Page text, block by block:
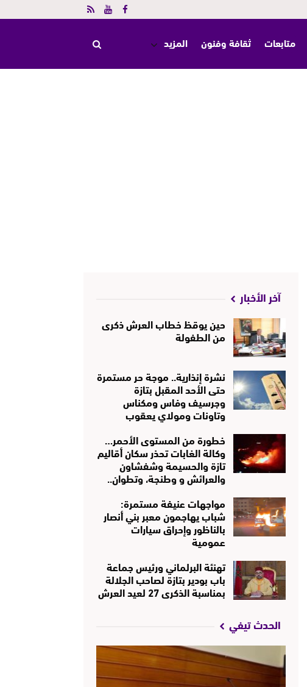
متابعات ثقافة وفنون المزيد
آخر الأخبار
حين يوقظ خطاب العرش ذكرى
من الطفولة
نشرة إنذارية.. موجة حر مستمرة
حتى الأحد المقبل بتازة
وجرسيف وفاس ومكناس
وتاونات ومولاي يعقوب
خطورة من المستوى الأحمر…
وكالة الغابات تحذر سكان أقاليم
تازة والحسيمة وشفشاون
والعرائش و وطنجة، وتطوان..
مواجهات عنيفة مستمرة:
شباب يهاجمون معبر بني أنصار
بالناظور وإحراق سيارات
عمومية
تهنئة البرلماني ورئيس جماعة
باب بودير بتازة لصاحب الجلالة
بمناسبة الذكرى 27 لعيد العرش
الحدث تيفي